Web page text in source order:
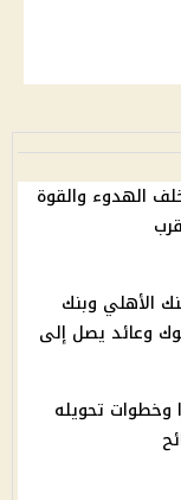
الهدوء والقوة
الأهلي وبنك
وعائد يصل إلى
وخطوات تحويله